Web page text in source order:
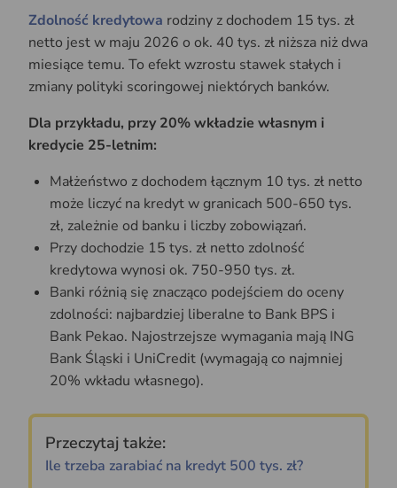
Zdolność kredytowa rodziny z dochodem 15 tys. zł
netto jest w maju 2026 o ok. 40 tys. zł niższa niż dwa
miesiące temu. To efekt wzrostu stawek stałych i
zmiany polityki scoringowej niektórych banków.
Dla przykładu, przy 20% wkładzie własnym i
kredycie 25-letnim:
Małżeństwo z dochodem łącznym 10 tys. zł netto
może liczyć na kredyt w granicach 500-650 tys.
zł, zależnie od banku i liczby zobowiązań.
Przy dochodzie 15 tys. zł netto zdolność
kredytowa wynosi ok. 750-950 tys. zł.
Banki różnią się znacząco podejściem do oceny
zdolności: najbardziej liberalne to Bank BPS i
Bank Pekao. Najostrzejsze wymagania mają ING
Bank Śląski i UniCredit (wymagają co najmniej
20% wkładu własnego).
Przeczytaj także:
Ile trzeba zarabiać na kredyt 500 tys. zł?